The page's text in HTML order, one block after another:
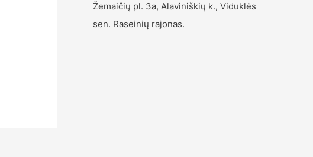
Žemaičių pl. 3a, Alaviniškių k., Viduklės
sen. Raseinių rajonas.